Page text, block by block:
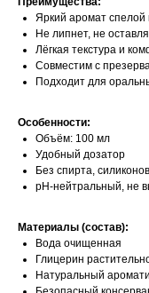
Яркий аромат спелой
Не липнет, не
Лёгкая текстура и
Совместим с
Подходит для
Особенности:
Объём: 100 мл
Удобный дозатор
Без спирта,
pH-нейтральный, не
Материалы (состав):
Вода очищенная
Глицерин
Натуральный